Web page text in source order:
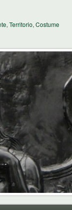
Territorio, Costume